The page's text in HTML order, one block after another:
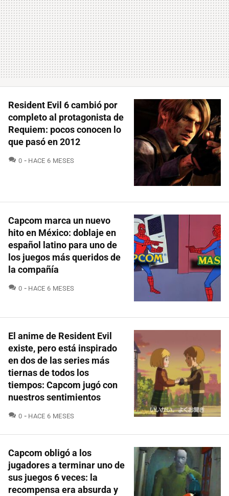
Resident Evil 6 cambió por
completo al protagonista de
Requiem: pocos conocen lo
que pasó en 2012
0 COMENTARIOS
HACE 6 MESES
Capcom marca un nuevo
hito en México: doblaje en
español latino para uno de
los juegos más queridos de
la compañía
0 COMENTARIOS
HACE 6 MESES
El anime de Resident Evil
existe, pero está inspirado
en dos de las series más
tiernas de todos los
tiempos: Capcom jugó con
nuestros sentimientos
0 COMENTARIOS
HACE 6 MESES
Capcom obligó a los
jugadores a terminar uno de
sus juegos 6 veces: la
recompensa era absurda y